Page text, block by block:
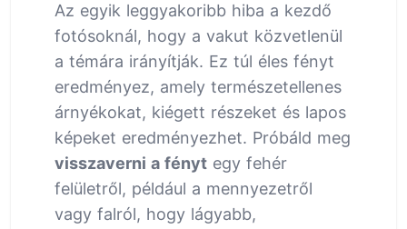
Az egyik leggyakoribb hiba a kezdő
fotósoknál, hogy a vakut közvetlenül
a témára irányítják. Ez túl éles fényt
eredményez, amely természetellenes
árnyékokat, kiégett részeket és lapos
képeket eredményezhet. Próbáld meg
visszaverni a fényt egy fehér
felületről, például a mennyezetről
vagy falról, hogy lágyabb,